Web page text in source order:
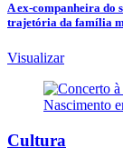
A ex-companheira do
trajetória da família
Visualizar
Cultura